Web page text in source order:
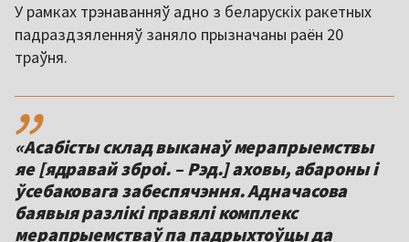
У рамках трэнаванняў адно з беларускіх ракетных
падраздзяленняў заняло прызначаны раён 20
траўня.
,,
«Асабісты склад выканаў мерапрыемствы
яе [ядравай зброі. – Рэд.] аховы, абароны і
ўсебаковага забеспячэння. Адначасова
баявыя разлікі правялі комплекс
мерапрыемстваў па падрыхтоўцы да